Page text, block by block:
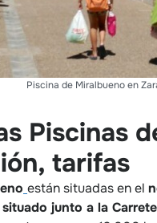
Piscina de Miralbueno en
Piscinas
tarifas
están situadas en el
junto a la